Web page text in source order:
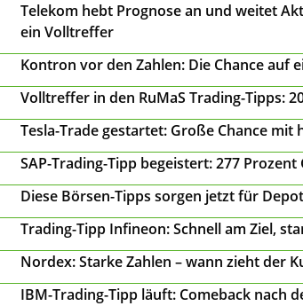
Telekom hebt Prognose an und weitet
ein Volltreffer
Kontron vor den Zahlen: Die Chance auf
Volltreffer in den RuMaS Trading-Tipps:
Tesla-Trade gestartet: Große Chance mit
SAP-Trading-Tipp begeistert: 277 Prozent
Diese Börsen-Tipps sorgen jetzt für
Trading-Tipp Infineon: Schnell am Ziel,
Nordex: Starke Zahlen – wann zieht der
IBM-Trading-Tipp läuft: Comeback nach